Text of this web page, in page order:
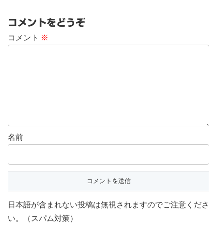
コメントをどうぞ
コメント ※
名前
日本語が含まれない投稿は無視されますのでご注意くださ
い。（スパム対策）